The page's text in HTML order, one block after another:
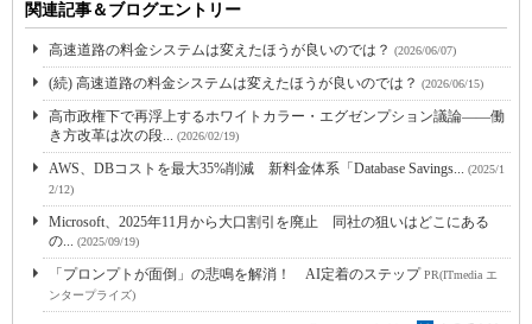
関連記事＆ブログエントリー
高速道路の料金システムは変えたほうが良いのでは？ (2026/06/07)
(続) 高速道路の料金システムは変えたほうが良いのでは？ (2026/06/15)
高市政権下で再浮上するホワイトカラー・エグゼンプション議論――働
き方改革は次の段... (2026/02/19)
AWS、DBコストを最大35%削減 新料金体系「Database Savings... (2025/1
2/12)
Microsoft、2025年11月から大口割引を廃止 同社の狙いはどこにある
の... (2025/09/19)
「プロンプトが面倒」の悲鳴を解消！ AI定着のステップPR(ITmedia エ
ンタープライズ)